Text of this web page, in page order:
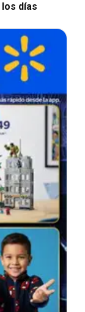
días